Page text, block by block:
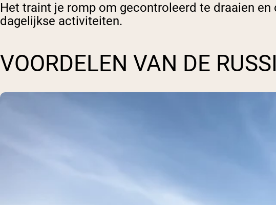
Het traint je romp om gecontroleerd te draaien
dagelijkse activiteiten.
VOORDELEN VAN DE